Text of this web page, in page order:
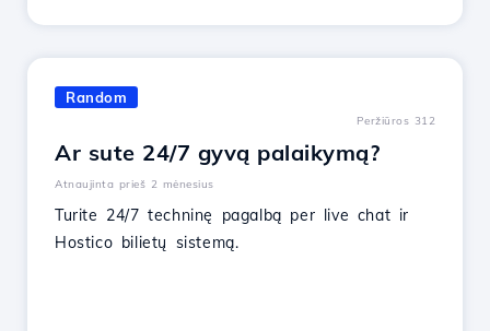
Random
Peržiūros 312
Ar sute 24/7 gyvą palaikymą?
Atnaujinta prieš 2 mėnesius
Turite 24/7 techninę pagalbą per live chat ir
Hostico bilietų sistemą.